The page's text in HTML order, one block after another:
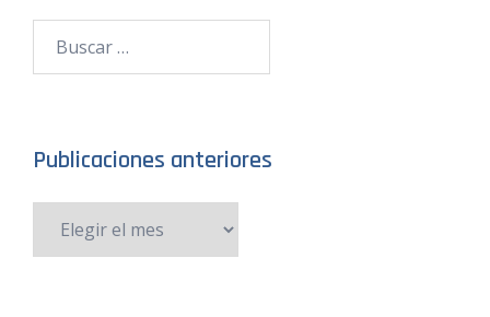
Publicaciones anteriores